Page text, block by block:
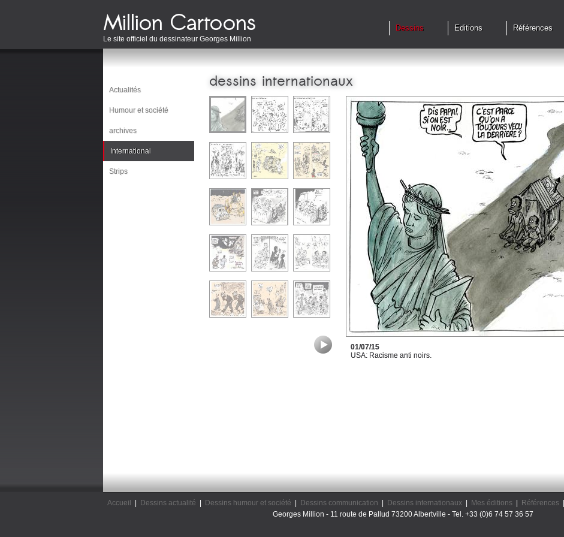
Le site officiel du dessinateur Georges Million
Dessins Editions Références
Actualités
Humour et société
archives
International
Strips
dessins internationaux
01/07/15
USA: Racisme anti noirs.
Accueil Dessins actualité Dessins humour et société Dessins communication Dessins internationaux| Mes éditions| Références|
Georges Million - 11 route de Pallud 73200 Albertville - Tel. +33 (0)6 74 57 36 57